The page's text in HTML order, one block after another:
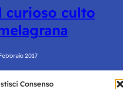
Consenso
curioso culto
2017